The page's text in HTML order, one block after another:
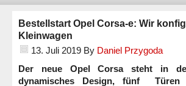
Bestellstart Opel Corsa-e: Wir
Kleinwagen
13. Juli 2019 By Daniel Przygoda
Der neue Opel Corsa steht in
dynamisches Design, fünf Türen